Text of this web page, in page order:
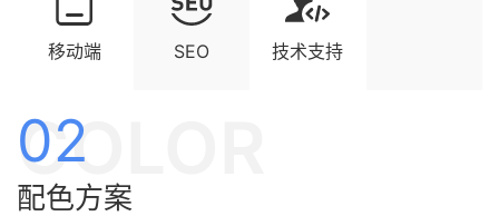
移动端 SEO 技术支持
02
COLOR
配色方案